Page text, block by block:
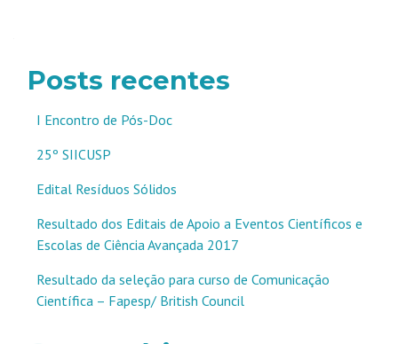
Posts recentes
I Encontro de Pós-Doc
25º SIICUSP
Edital Resíduos Sólidos
Resultado dos Editais de Apoio a Eventos Científicos e
Escolas de Ciência Avançada 2017
Resultado da seleção para curso de Comunicação
Científica – Fapesp/ British Council